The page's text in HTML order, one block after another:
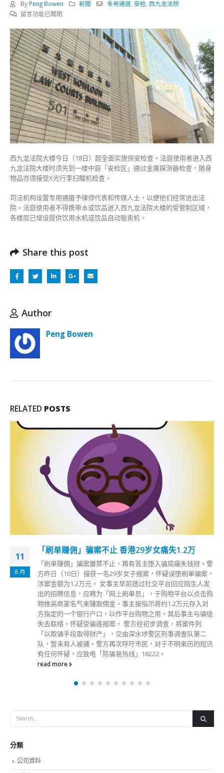
By Peng Bowen 新聞 专用通道,安检,西九龙法院
在
九
法
院
大
楼
今
起
实
施
全
面
安
检〉
中
留言功能已關閉
西九龙法院大楼今日（18日）起全面实施保安检查。法庭使用者进入西
九龙法院大楼时须先到一楼中庭「安检区」通过金属探测器检查，随身
物品亦须接受X光行李扫瞄机检查。
司法机构设置专用通道予律师代表和传媒人士，以便他们经常进出法
院。法庭使用者不得携带水或饮品进入西九龙法院大楼的受管制区域，
各楼层已增设提供饮用水机或饮品自动贩卖机。
Share this post
Author
Peng Bowen
RELATED POSTS
11
8 月
「刷单赚佣」骗案不止 香港29岁女痛失1.2万
「刷单赚佣」骗案屡禁不止，再有苦主堕入骗局痛失钱财。警
方昨日（10日）接获一名29岁女子报案，怀疑误堕刷单骗案，
涉案金额为1.2万元。 女事主早前透过社交平台回应陌生人发
出的招聘信息，应聘为「网上刷单员」，于购物平台以点击购
物推高商家名气来赚取佣金。事主按指示将约1.2万元存入对
方指定的一个银行户口，以作平台购物之用。其后事主与骗徒
失去联络，怀疑受骗遂报案。 警方经初步调查，将案件列
「以欺骗手段取得财产」，交由深水埗警区刑事调查队第二
队，暂未有人被捕。警方再次呼吁市民，对于不明来历的短讯
有任何怀疑，应致电「防骗易热线」18222。
read more
分類
公司資料